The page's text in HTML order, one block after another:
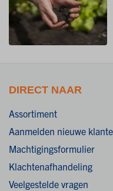
DIRECT NAAR
Assortiment
Aanmelden nieuwe
Machtigingsformulier
Klachtenafhandeling
Veelgestelde vragen